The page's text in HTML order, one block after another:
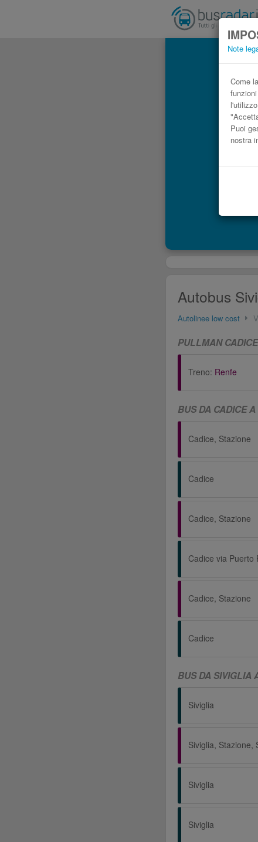
Note
Come
Puoi
nostra
Autobus
Autolinee low cost
PULLMAN
Treno: Renfe
BUS DA CADICE
Cadice, Stazione
Cadice
Cadice, Stazione
Cadice via Puerto
Cadice, Stazione
Cadice
BUS DA SIVIGLIA
Siviglia
Siviglia
Siviglia